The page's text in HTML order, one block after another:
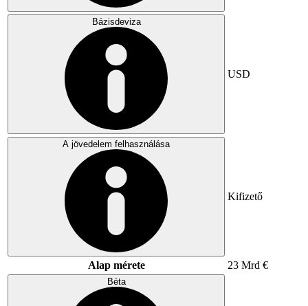
Bázisdeviza
USD
A jövedelem felhasználása
Kifizető
Alap mérete 23 Mrd €
Béta